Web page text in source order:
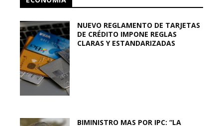
NUEVO REGLAMENTO DE TARJETAS
DE CRÉDITO IMPONE REGLAS
CLARAS Y ESTANDARIZADAS
BIMINISTRO MAS POR IPC: “LA